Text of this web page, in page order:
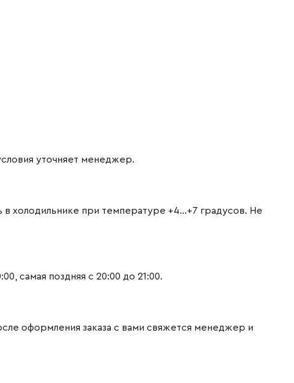
уточняет менеджер.
холодильнике при температуре +4…+7 градусов. Не
самая поздняя с 20:00 до 21:00.
оформления заказа с вами свяжется менеджер и